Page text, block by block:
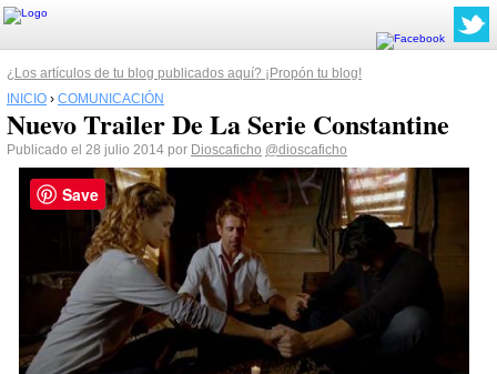
¿Los artículos de tu blog publicados aquí? ¡Propón tu blog!
INICIO › COMUNICACIÓN
Nuevo Trailer De La Serie Constantine
Publicado el 28 julio 2014 por Dioscaficho @dioscaficho
Save